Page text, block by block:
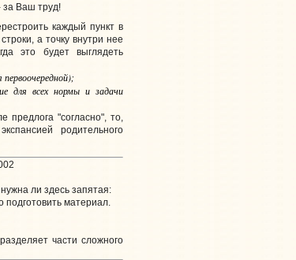
за Ваш труд!
каждый пункт в
а точку внутри нее
это будет выглядеть
для всех нормы и задачи
предлога "согласно", то,
родительного
ли здесь запятая:
подготовить материал.
части сложного